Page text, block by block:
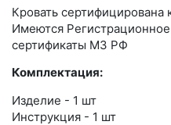
Кровать сертифицирована
Имеются
сертификаты МЗ РФ
Комплектация:
Изделие - 1 шт
Инструкция - 1 шт